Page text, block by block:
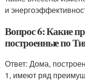
и
Вопрос 6: Какие
построенные по
Ответ: Дома,
1, имеют ряд